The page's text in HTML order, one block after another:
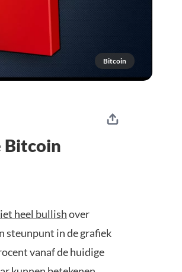
Bitcoin
Bitcoin
heel bullishover
steunpunt in de grafiek
vanaf de huidige